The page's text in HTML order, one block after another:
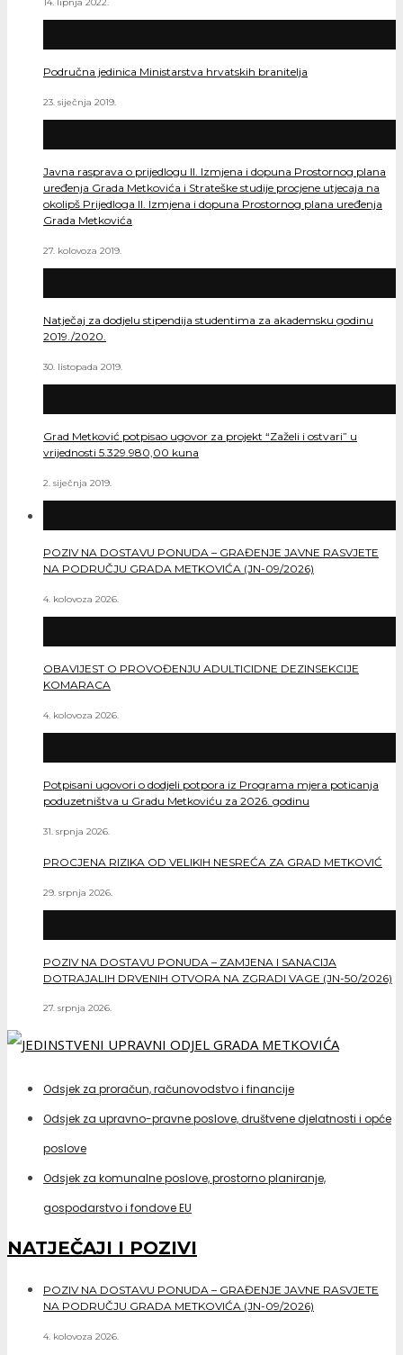
14. lipnja 2022.
Područna jedinica Ministarstva hrvatskih branitelja
23. siječnja 2019.
Javna rasprava o prijedlogu II. Izmjena i dopuna Prostornog plana
uređenja Grada Metkovića i Strateške studije procjene utjecaja na
okolipš Prijedloga II. Izmjena i dopuna Prostornog plana uređenja
Grada Metkovića
27. kolovoza 2019.
Natječaj za dodjelu stipendija studentima za akademsku godinu
2019./2020.
30. listopada 2019.
Grad Metković potpisao ugovor za projekt “Zaželi i ostvari” u
vrijednosti 5.329.980,00 kuna
2. siječnja 2019.
POZIV NA DOSTAVU PONUDA – GRAĐENJE JAVNE RASVJETE
NA PODRUČJU GRADA METKOVIĆA (JN-09/2026)
4. kolovoza 2026.
OBAVIJEST O PROVOĐENJU ADULTICIDNE DEZINSEKCIJE
KOMARACA
4. kolovoza 2026.
Potpisani ugovori o dodjeli potpora iz Programa mjera poticanja
poduzetništva u Gradu Metkoviću za 2026. godinu
31. srpnja 2026.
PROCJENA RIZIKA OD VELIKIH NESREĆA ZA GRAD METKOVIĆ
29. srpnja 2026.
POZIV NA DOSTAVU PONUDA – ZAMJENA I SANACIJA
DOTRAJALIH DRVENIH OTVORA NA ZGRADI VAGE (JN-50/2026)
27. srpnja 2026.
Odsjek za proračun, računovodstvo i financije
Odsjek za upravno-pravne poslove, društvene djelatnosti i opće
poslove
Odsjek za komunalne poslove, prostorno planiranje,
gospodarstvo i fondove EU
NATJEČAJI I POZIVI
POZIV NA DOSTAVU PONUDA – GRAĐENJE JAVNE RASVJETE
NA PODRUČJU GRADA METKOVIĆA (JN-09/2026)
4. kolovoza 2026.